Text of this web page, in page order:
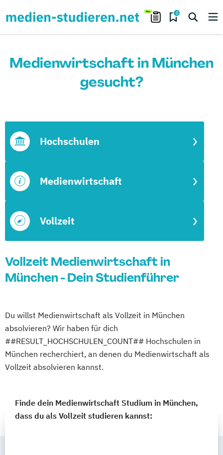
0
Medienwirtschaft in München
gesucht?
Vollzeit
Medienwirtschaft
Hochschulen
Vollzeit Medienwirtschaft in
München - Dein Studienführer
Du willst Medienwirtschaft als Vollzeit in München
absolvieren? Wir haben für dich
##RESULT_HOCHSCHULEN_COUNT## Hochschulen in
München recherchiert, an denen du Medienwirtschaft als
Vollzeit absolvieren kannst.
Finde dein Medienwirtschaft Studium in München,
dass du als Vollzeit studieren kannst: